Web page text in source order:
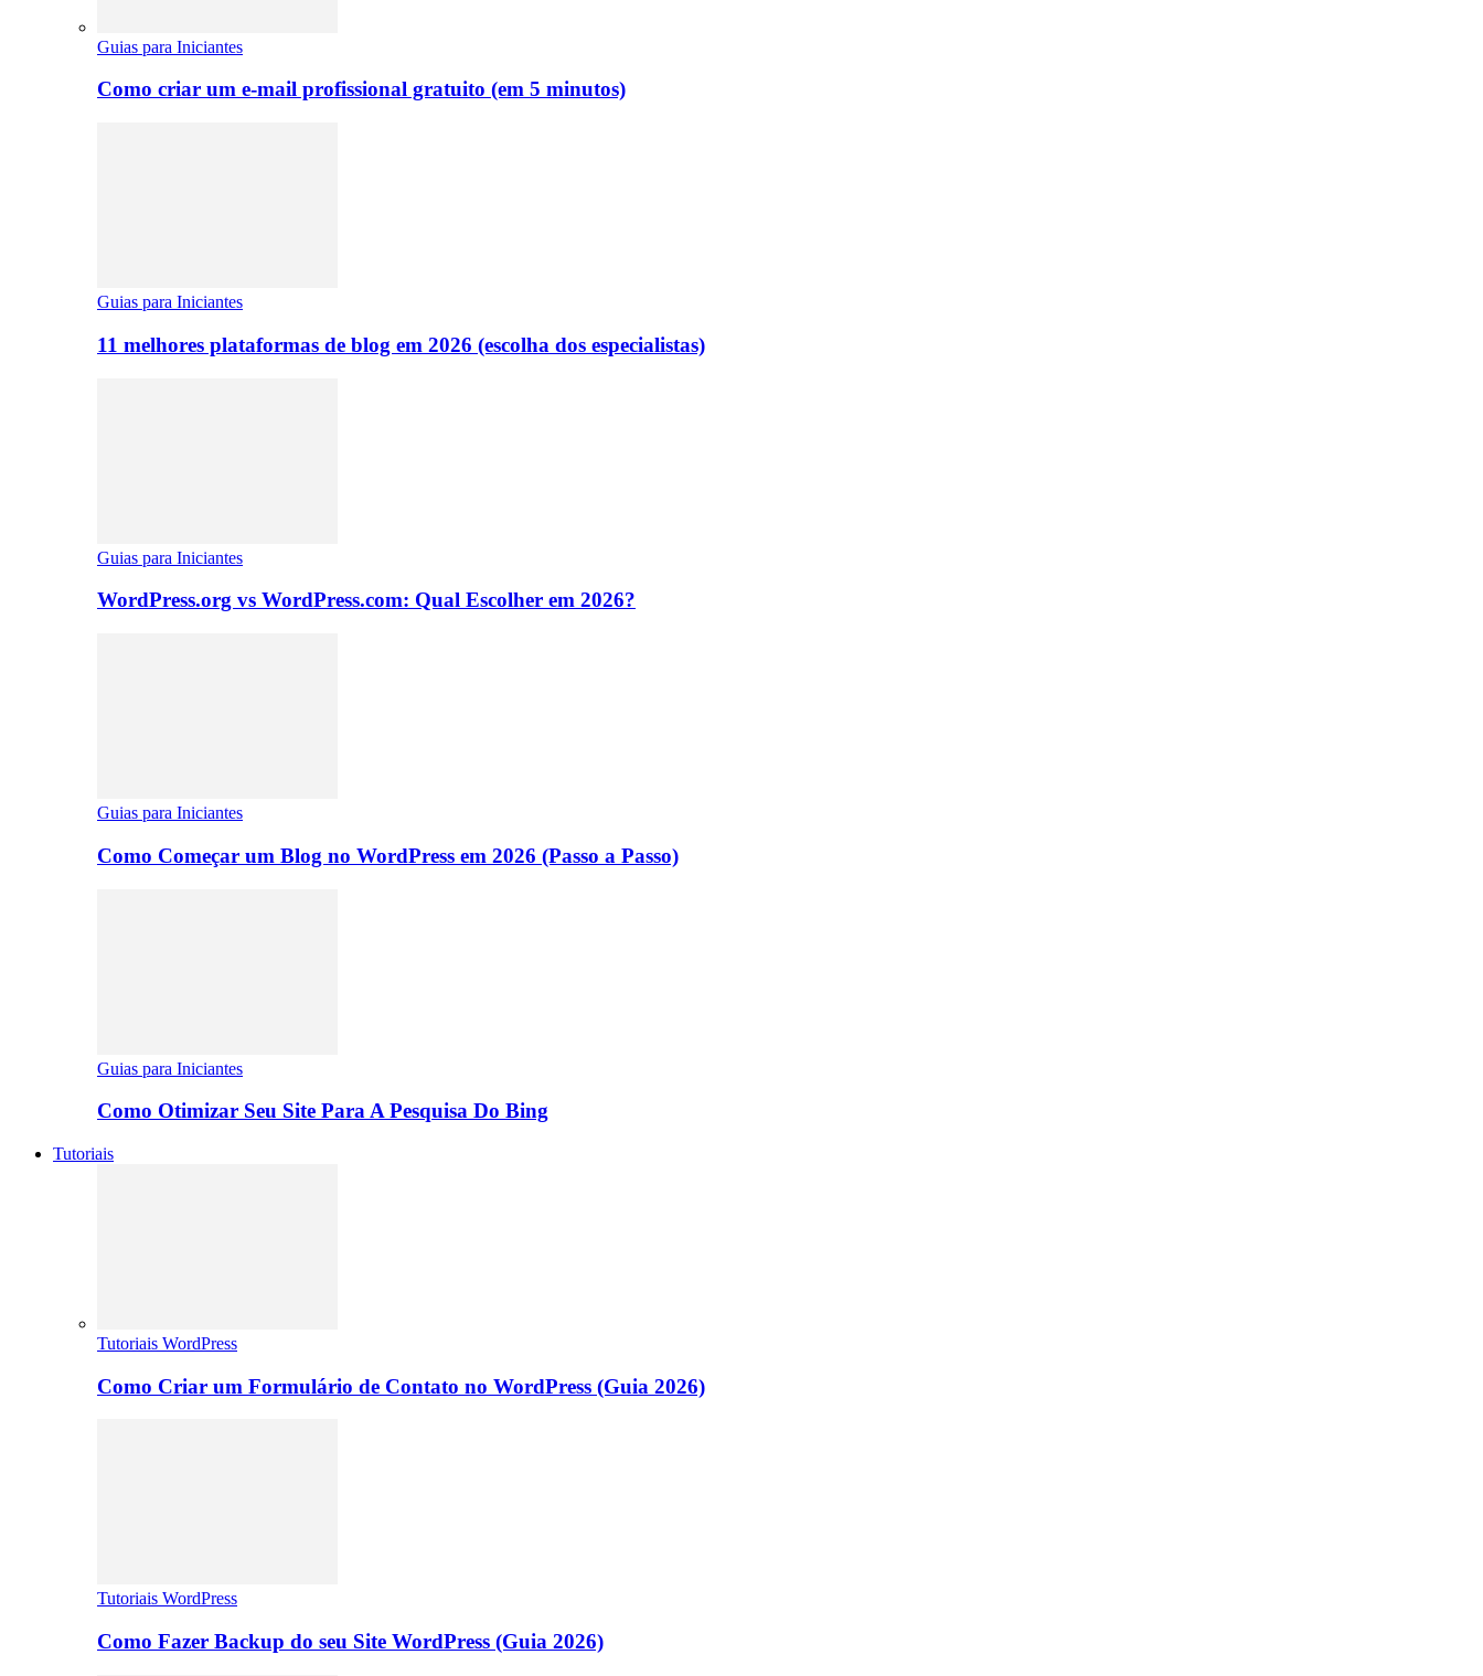
Guias para Iniciantes
Como criar um e-mail profissional gratuito (em 5 minutos)
Guias para Iniciantes
11 melhores plataformas de blog em 2026 (escolha dos especialistas)
Guias para Iniciantes
WordPress.org vs WordPress.com: Qual Escolher em 2026?
Guias para Iniciantes
Como Começar um Blog no WordPress em 2026 (Passo a Passo)
Guias para Iniciantes
Como Otimizar Seu Site Para A Pesquisa Do Bing
Tutoriais
Tutoriais WordPress
Como Criar um Formulário de Contato no WordPress (Guia 2026)
Tutoriais WordPress
Como Fazer Backup do seu Site WordPress (Guia 2026)